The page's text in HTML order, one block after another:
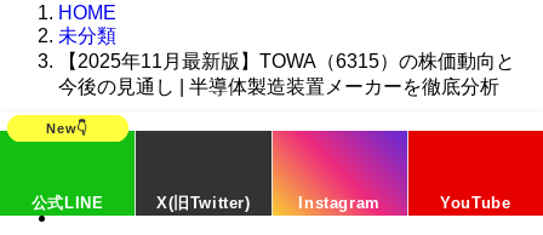
HOME
未分類
【2025年11月最新版】TOWA（6315）の株価動向と
今後の見通し | 半導体製造装置メーカーを徹底分析
公式LINE X(旧Twitter) Instagram YouTube